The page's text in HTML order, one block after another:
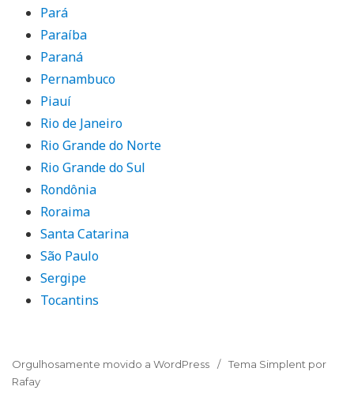
Pará
Paraíba
Paraná
Pernambuco
Piauí
Rio de Janeiro
Rio Grande do Norte
Rio Grande do Sul
Rondônia
Roraima
Santa Catarina
São Paulo
Sergipe
Tocantins
Orgulhosamente movido a WordPress
Tema Simplent por
Rafay